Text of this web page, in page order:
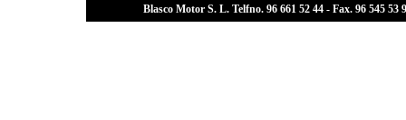
Blasco Motor S. L. Telfno. 96 661 52 44 - Fax. 96 545 53